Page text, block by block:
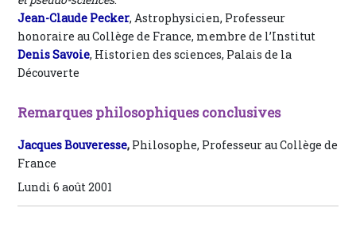
Jean-Claude Pecker, Astrophysicien, Professeur
honoraire au Collège de France, membre de l’Institut
Denis Savoie, Historien des sciences, Palais de la
Découverte
Remarques philosophiques conclusives
Jacques Bouveresse, Philosophe, Professeur au Collège de
France
Lundi 6 août 2001